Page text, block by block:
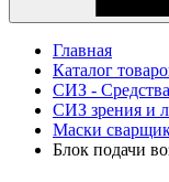
Главная
Каталог
СИЗ -
СИЗ зрения и
Маски
Блок подачи